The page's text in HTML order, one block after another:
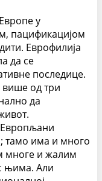
у
пацификацијом
Еврофилија
да се
последице.
више од три
да
тамо има и много
многе и жалим
њима. Али